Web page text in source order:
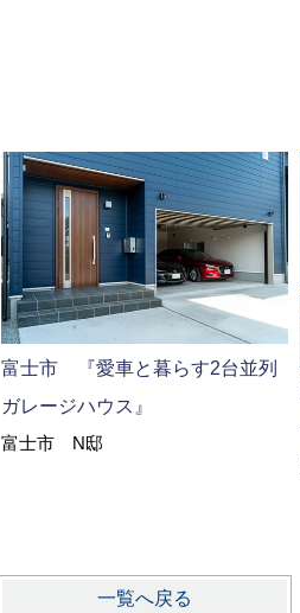
富士市 『愛車と暮らす2台並列
ガレージハウス』
富士市 N邸
一覧へ戻る